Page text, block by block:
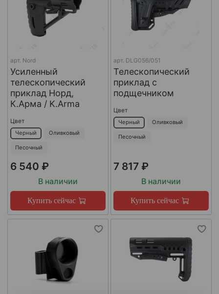
арт. Nord
Усиленный
телескопический
приклад Норд,
К.Арма / K.Arma
Цвет
Черный Оливковый
Песочный
6 540 ₽
В наличии
Купить сейчас
арт. DLG056/051
Телескопический
приклад с
подщечником
Цвет
Черный Оливковый
Песочный
7 817 ₽
В наличии
Купить сейчас